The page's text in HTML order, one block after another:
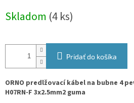
cena:
Skladom (4 ks)
Pridať do košíka
ORNO predlžovací kábel na bubne 4
H07RN-F 3x2.5mm2 guma